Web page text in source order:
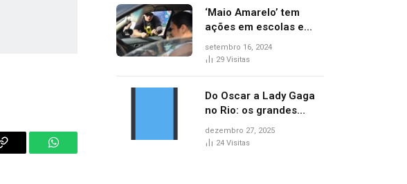
Copy
WhatsApp
‘Maio Amarelo’ tem
ações em escolas e
ruas para prevenir
acidentes no trânsito
setembro 16, 2024
29 Visitas
Do Oscar a Lady Gaga
no Rio: os grandes
marcos da cultura em
2025
dezembro 27, 2025
24 Visitas